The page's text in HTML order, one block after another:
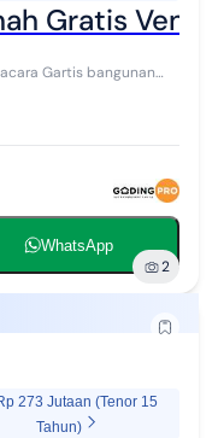
Gratis
WhatsApp
2
273 Jutaan (Tenor 15
Tahun)